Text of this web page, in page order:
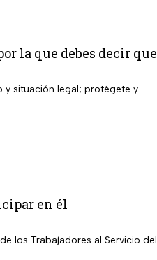
la que debes decir que
y situación legal; protégete y
en él
los Trabajadores al Servicio del